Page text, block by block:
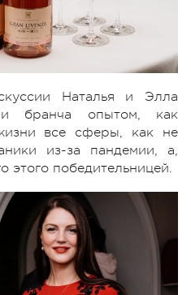
Наталья и Элла
бранча опытом, как
все сферы, как не
из-за пандемии, а,
этого победительницей.